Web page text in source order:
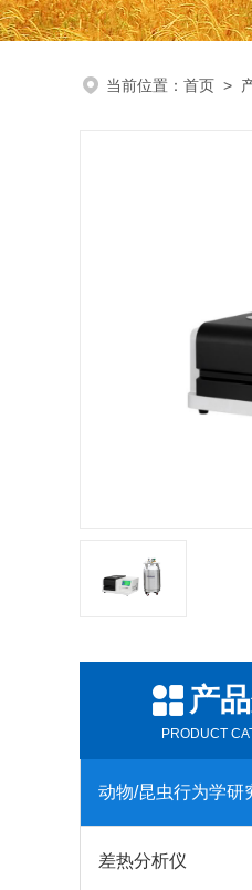
当前位置： 首页 >
产
PRODUCT
动物/昆虫行为学研
差热分析仪